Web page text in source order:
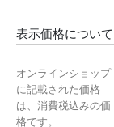
表示価格について
オンラインショップ
に記載された価格
は、消費税込みの価
格です。